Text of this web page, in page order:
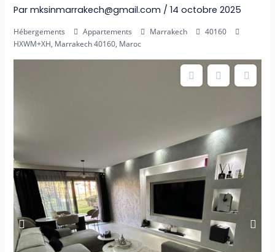
Parmksinmarrakech@gmail.com /14 octobre 2025
Hébergements Appartements Marrakech
40160
HXWM+XH, Marrakech 40160, Maroc